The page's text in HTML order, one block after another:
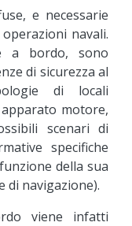
e necessarie
navali.
a bordo, sono
di sicurezza al
di locali
apparato motore,
scenari di
specifiche
della sua
di navigazione).
viene infatti